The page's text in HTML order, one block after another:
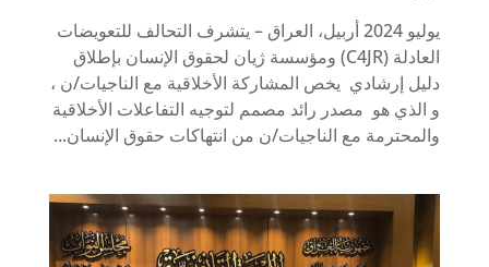
يوليو 2024 أربيل، العراق – يتشرف التحالف للتعويضات
العادلة (C4JR) ومؤسسة ژيان لحقوق الإنسان بإطلاق
دليل إرشادي يخص المشاركة الأخلاقية مع الناجيات/ن ،
و الذي هو مصدر رائد مصمم لتوجيه التفاعلات الأخلاقية
والمحترمة مع الناجيات/ن من انتهاكات حقوق الإنسان...